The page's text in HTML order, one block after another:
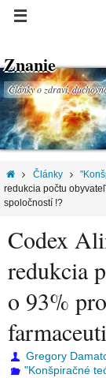
Znanie
Články o zdraví,
Články
redukcia počtu
spoločností !?
Codex
redukcia
o 93%
Gregory
"Konšpiračné